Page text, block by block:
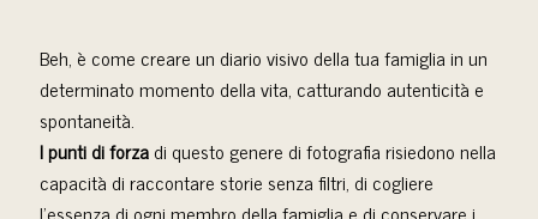
Beh, è come creare un diario visivo della tua famiglia in un
determinato momento della vita, catturando autenticità e
spontaneità.
I punti di forzadi questo genere di fotografia risiedono nella
capacità di raccontare storie senza filtri, di cogliere
l’essenza di ogni membro della famiglia e di conservare i